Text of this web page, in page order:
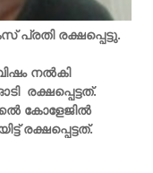
രക്ഷപ്പെട്ടു.
നൽകി
രക്ഷപ്പെട്ടത്.
കോളേജിൽ
രക്ഷപ്പെട്ടത്.